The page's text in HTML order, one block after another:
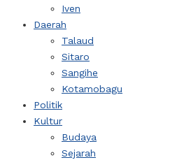
Iven
Daerah
Talaud
Sitaro
Sangihe
Kotamobagu
Politik
Kultur
Budaya
Sejarah